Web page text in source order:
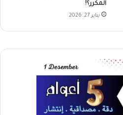
المكرر؟!
يناير 27, 2026